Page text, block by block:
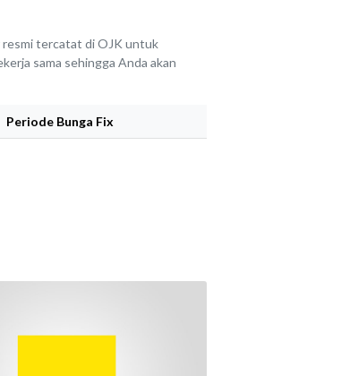
resmi tercatat di OJK untuk
sama sehingga Anda akan
Periode Bunga Fix